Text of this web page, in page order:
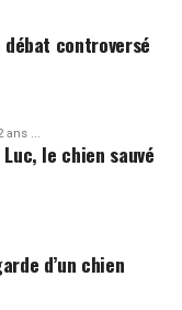
controversé
ans ...
le chien sauvé
d’un chien